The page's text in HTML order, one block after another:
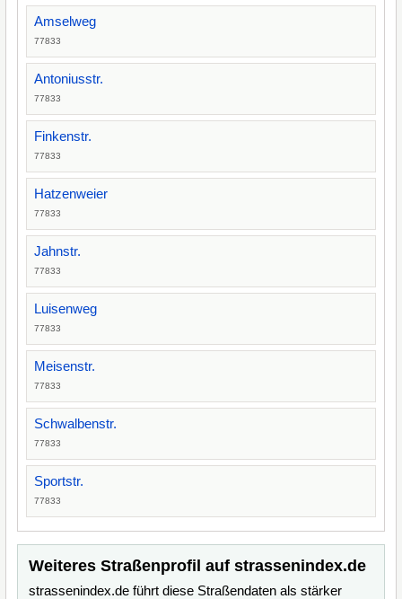
Amselweg
77833
Antoniusstr.
77833
Finkenstr.
77833
Hatzenweier
77833
Jahnstr.
77833
Luisenweg
77833
Meisenstr.
77833
Schwalbenstr.
77833
Sportstr.
77833
Weiteres Straßenprofil auf strassenindex.de
strassenindex.de führt diese Straßendaten als stärker